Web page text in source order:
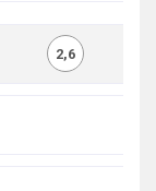
2,6